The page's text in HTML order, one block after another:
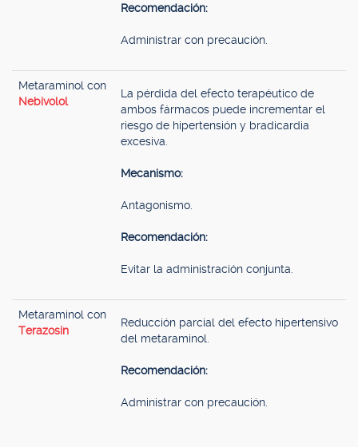
Recomendación:
Administrar con precaución.
Metaraminol con
Nebivolol
La pérdida del efecto terapéutico de
ambos fármacos puede incrementar el
riesgo de hipertensión y bradicardia
excesiva.
Mecanismo:
Antagonismo.
Recomendación:
Evitar la administración conjunta.
Metaraminol con
Terazosín
Reducción parcial del efecto hipertensivo
del metaraminol.
Recomendación:
Administrar con precaución.